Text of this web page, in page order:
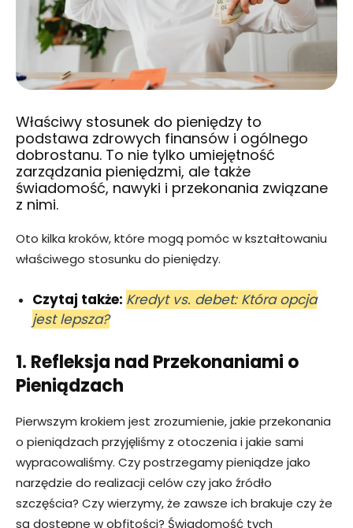
Właściwy stosunek do pieniędzy to
podstawa zdrowych finansów i ogólnego
dobrostanu. To nie tylko umiejętność
zarządzania pieniędzmi, ale także
świadomość, nawyki i przekonania związane
z nimi.
Oto kilka kroków, które mogą pomóc w kształtowaniu
właściwego stosunku do pieniędzy.
Czytaj także: Kredyt vs. debet: Która opcja
jest lepsza?
1. Refleksja nad Przekonaniami o
Pieniądzach
Pierwszym krokiem jest zrozumienie, jakie przekonania
o pieniądzach przyjęliśmy z otoczenia i jakie sami
wypracowaliśmy. Czy postrzegamy pieniądze jako
narzędzie do realizacji celów czy jako źródło
szczęścia? Czy wierzymy, że zawsze ich brakuje czy że
są dostępne w obfitości? Świadomość tych